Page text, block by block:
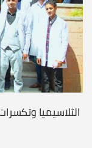
الثلاسيميا